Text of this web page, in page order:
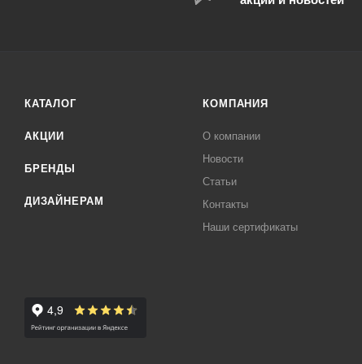
КАТАЛОГ
АКЦИИ
БРЕНДЫ
ДИЗАЙНЕРАМ
КОМПАНИЯ
О компании
Новости
Статьи
Контакты
Наши сертификаты